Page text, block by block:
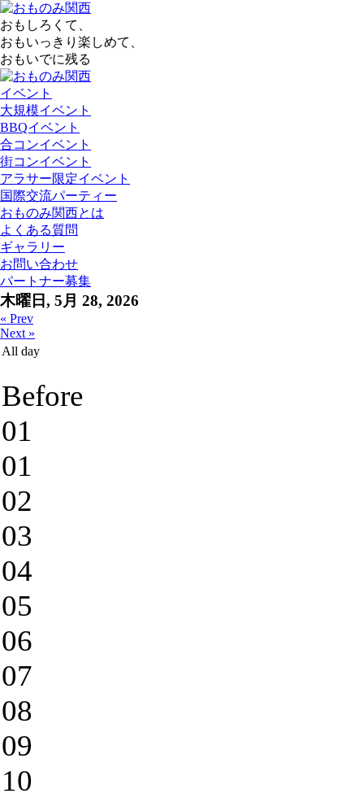
おもしろくて、
おもいっきり楽しめて、
おもいでに残る
イベント
大規模イベント
BBQイベント
合コンイベント
街コンイベント
アラサー限定イベント
国際交流パーティー
おものみ関西とは
よくある質問
ギャラリー
お問い合わせ
パートナー募集
木曜日, 5月 28, 2026
« Prev
Next »
All day
Before
01
01
02
03
04
05
06
07
08
09
10